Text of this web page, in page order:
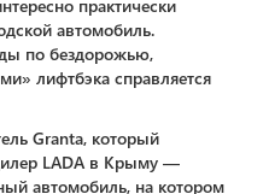
практически
автомобиль.
по бездорожью,
лифтбэка справляется
Granta, который
LADA в Крыму —
автомобиль, на котором